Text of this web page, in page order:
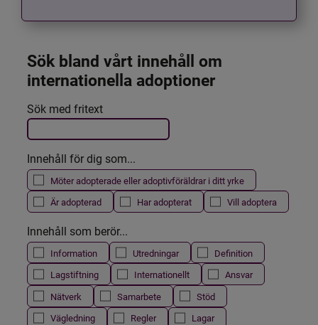
Sök bland vårt innehåll om
internationella adoptioner
Filtrera resultatet
Det här formuläret postas automatiskt
Sök med fritext
Innehåll för dig som...
Möter adopterade eller adoptivföräldrar i ditt yrke
Är adopterad
Har adopterat Vill adoptera
Innehåll som berör...
Information Utredningar
Definition
Lagstiftning
Internationellt
Ansvar
Nätverk
Samarbete
Stöd
Vägledning
Regler
Lagar